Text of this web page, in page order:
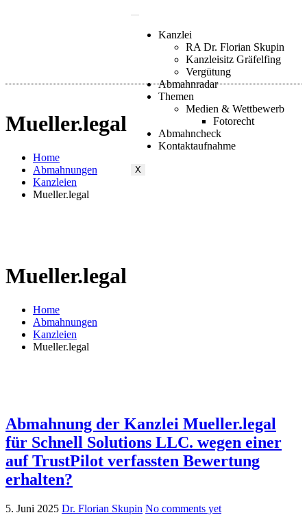
Kanzlei
RA Dr. Florian Skupin
Kanzleisitz Gräfelfing
Vergütung
Abmahnradar
Themen
Medien & Wettbewerb
Fotorecht
Abmahncheck
Kontaktaufnahme
X
Mueller.legal
Home
Abmahnungen
Kanzleien
Mueller.legal
Mueller.legal
Home
Abmahnungen
Kanzleien
Mueller.legal
Abmahnung der Kanzlei Mueller.legal
für Schnell Solutions LLC. wegen einer
auf TrustPilot verfassten Bewertung
erhalten?
5. Juni 2025 Dr. Florian Skupin No comments yet